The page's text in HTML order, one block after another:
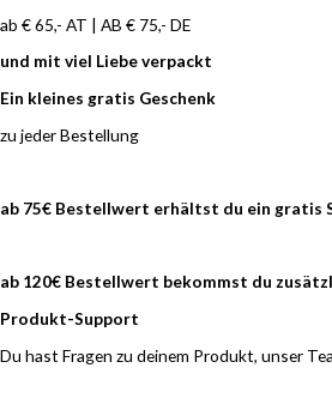
ab € 65,- AT | AB € 75,- DE
und mit viel Liebe verpackt
Ein kleines gratis Geschenk
zu jeder Bestellung
ab 75€ Bestellwert erhältst du ein gratis
ab 120€ Bestellwert bekommst du
Produkt-Support
Du hast Fragen zu deinem Produkt, unser